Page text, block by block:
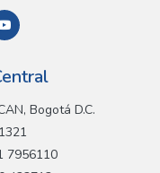
Bogotá D.C.
7956110